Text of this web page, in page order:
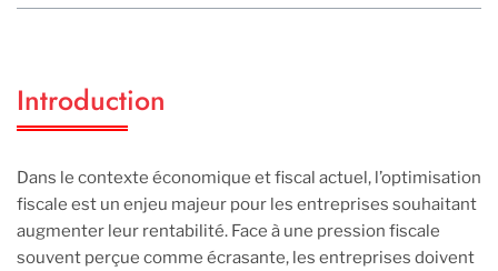
Introduction
Dans le contexte économique et fiscal actuel, l’optimisation
fiscale est un enjeu majeur pour les entreprises souhaitant
augmenter leur rentabilité. Face à une pression fiscale
souvent perçue comme écrasante, les entreprises doivent